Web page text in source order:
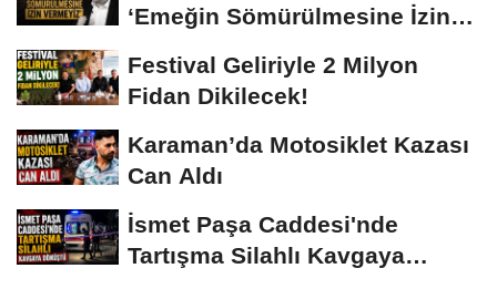
‘Emeğin Sömürülmesine İzin
Festival Geliriyle 2 Milyon
Fidan Dikilecek!
Karaman’da Motosiklet Kazası
Can Aldı
İsmet Paşa Caddesi'nde
Tartışma Silahlı Kavgaya